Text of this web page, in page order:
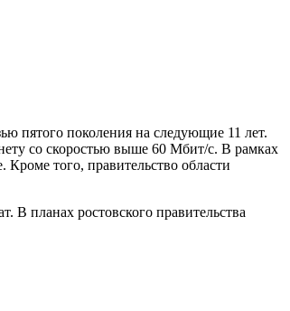
пятого поколения на следующие 11 лет.
со скоростью выше 60 Мбит/с. В рамках
того, правительство области
В планах ростовского правительства